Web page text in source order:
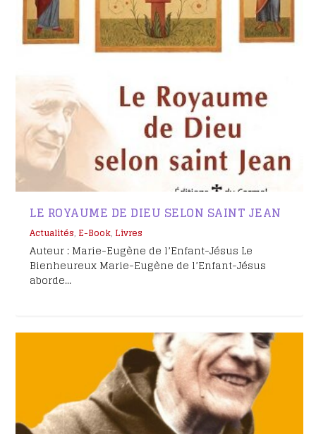
LE ROYAUME DE DIEU SELON SAINT JEAN
Actualités, E-Book, Livres
Auteur : Marie-Eugène de l’Enfant-Jésus Le
Bienheureux Marie-Eugène de l’Enfant-Jésus
aborde...